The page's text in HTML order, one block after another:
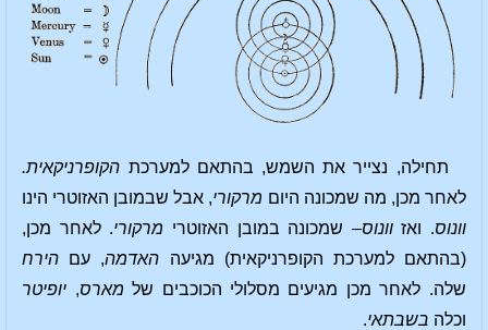
תחילה, נצייר את השמש, בהתאם למערכת הקופרניקאית.
לאחר מכן, מה שמכונה היום מרקורי, אבל שבמובן האזוטרי הינו
וונוס. ואזוונוס– שמכונה במובן האזוטרי מרקורי. לאחר מכן,
(בהתאם למערכת הקופרניקאית) מגיעה האדמה, עם הירח
שלה. לאחר מכן מגיעים מסלולי הכוכבים של מארס, יופיטר
וכלה בשבתאי.